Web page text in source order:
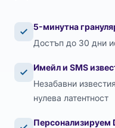
5-минутна
Достъп до 30 дни
Имейл и SMS
Незабавни
нулева латентност
Персонализируем